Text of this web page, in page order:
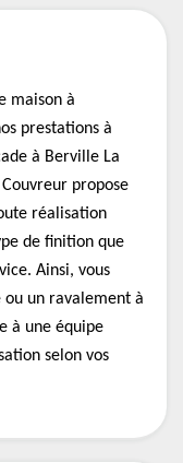
maison à
prestations à
à Berville La
propose
réalisation
de finition que
Ainsi, vous
un ravalement à
à une équipe
selon vos